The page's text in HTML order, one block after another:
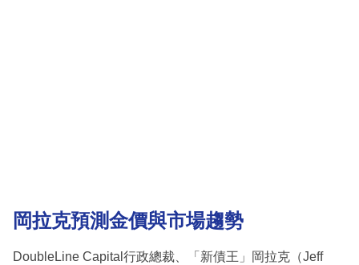
岡拉克預測金價與市場趨勢
DoubleLine Capital行政總裁、「新債王」岡拉克（Jeff